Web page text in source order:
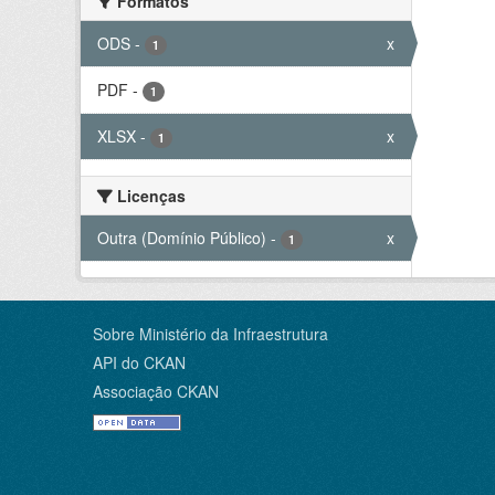
ODS - 1 x
PDF - 1
XLSX - 1 x
Licenças
Outra (Domínio Público) - 1 x
Sobre Ministério da Infraestrutura
API do CKAN
Associação CKAN